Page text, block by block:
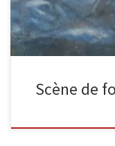
Scène de